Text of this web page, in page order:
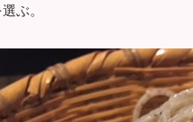
ぶ。